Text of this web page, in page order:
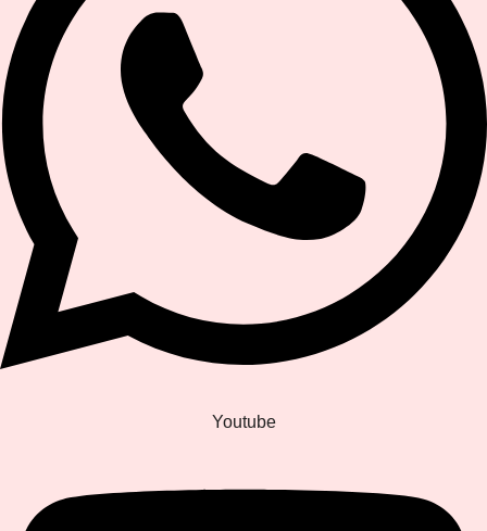
Youtube